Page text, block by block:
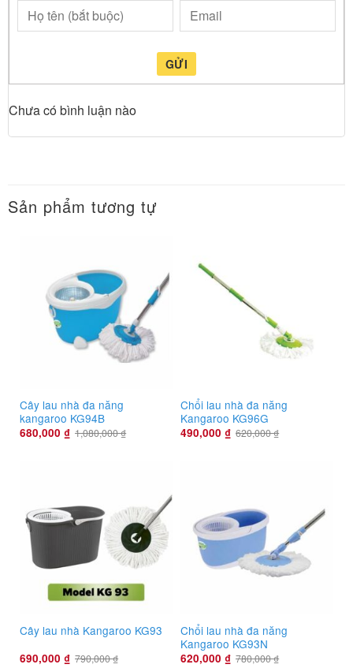
GỬI
Chưa có bình luận nào
Sản phẩm tương tự
Cây lau nhà đa năng
kangaroo KG94B
680,000 ₫ 1,080,000₫
Chổi lau nhà đa năng
Kangaroo KG96G
490,000 ₫ 620,000₫
Cây lau nhà Kangaroo KG93
690,000 ₫ 790,000₫
Chổi lau nhà đa năng
Kangaroo KG93N
620,000 ₫ 780,000₫